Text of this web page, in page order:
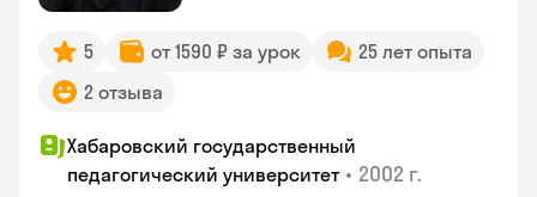
5 от 1590 ₽ за урок
25 лет опыта
2 отзыва
Хабаровский государственный
педагогический университет • 2002 г.